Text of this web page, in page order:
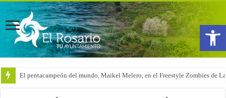
Abrir
El pentacampeón del mundo, Maikel Melero, en el Freestyle Zombies de